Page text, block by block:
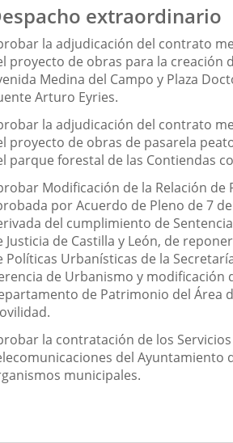
extraordinario
la adjudicación del contrato
proyecto de obras para la creación
Medina del Campo y Plaza
Arturo Eyries.
la adjudicación del contrato
proyecto de obras de pasarela
parque forestal de las Contiendas
Modificación de la Relación de
por Acuerdo de Pleno de 7
del cumplimiento de
Justicia de Castilla y León, de
Políticas Urbanísticas de la
de Urbanismo y modificación
de Patrimonio del Área
la contratación de los
del Ayuntamiento
municipales.